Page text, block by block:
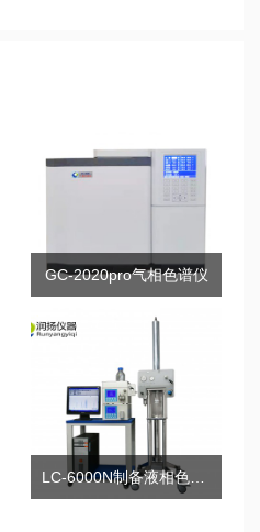
GC-2020pro气相色谱仪